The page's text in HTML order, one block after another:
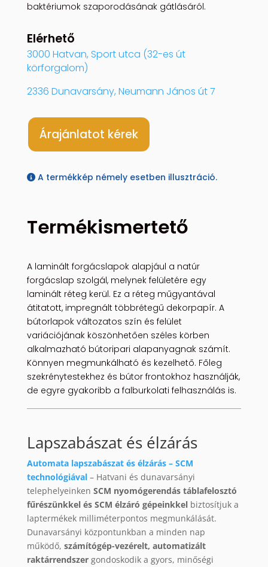
baktériumok szaporodásának gátlásáról.
Elérhető
3000 Hatvan, Sport utca (32-es út
körforgalom)
2336 Dunavarsány, Neumann János út 7
Árajánlatot kérek
A termékkép némely esetben illusztráció.
Termékismertető
A laminált forgácslapok alapjául a natúr
forgácslap szolgál, melynek felületére egy
laminált réteg kerül. Ez a réteg műgyantával
átitatott, impregnált többrétegű dekorpapír. A
bútorlapok változatos szín és felület
variációjának köszönhetően széles körben
alkalmazható bútoripari alapanyagnak számít.
Könnyen megmunkálható és kezelhető. Főleg
szekrénytestekhez és bútor frontokhoz használják,
de egyre gyakoribb a falburkolati felhasználás is.
Lapszabászat és élzárás
Automata lapszabászat és élzárás – SCM
technológiával– Hatvani és dunavarsányi
telephelyeinken SCM nyomógerendás táblafelosztó
fűrészünkkel és SCM élzáró gépeinkkel biztosítjuk a
laptermékek milliméterpontos megmunkálását.
Dunavarsányi központunkban a minden nap
működő, számítógép-vezérelt, automatizált
raktárrendszer gondoskodik a gyors, minőségi